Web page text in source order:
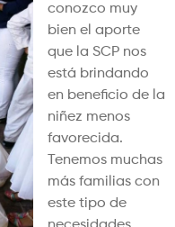
conozco muy
bien el aporte
que la SCP nos
está brindando
en beneficio de la
niñez menos
favorecida.
Tenemos muchas
más familias con
este tipo de